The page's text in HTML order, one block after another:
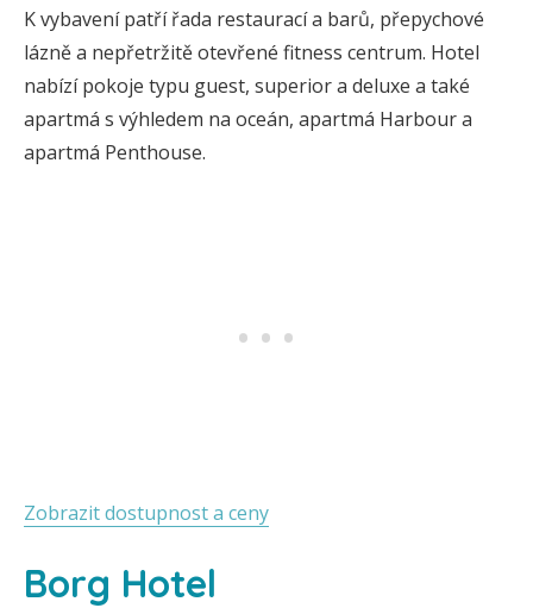
K vybavení patří řada restaurací a barů, přepychové
lázně a nepřetržitě otevřené fitness centrum. Hotel
nabízí pokoje typu guest, superior a deluxe a také
apartmá s výhledem na oceán, apartmá Harbour a
apartmá Penthouse.
Zobrazit dostupnost a ceny
Borg Hotel